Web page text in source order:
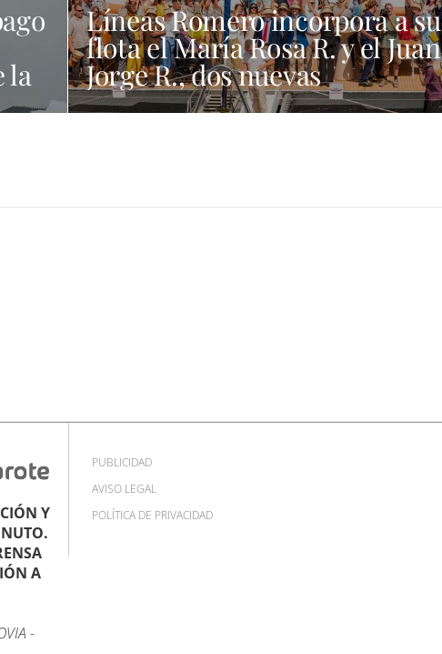
la
Líneas Romero incorpora a su
flota el María Rosa R. y el Juan
Jorge R., dos nuevas
embarcaciones que refuerzan
Y
A
-
PUBLICIDAD
AVISO LEGAL
POLÍTICA DE PRIVACIDAD